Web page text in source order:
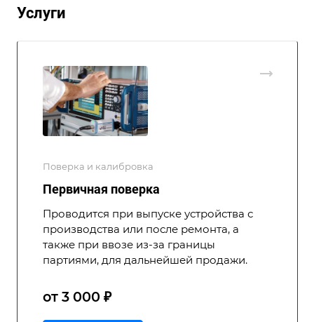
Услуги
Поверка и калибровка
Первичная поверка
Проводится при выпуске устройства с
производства или после ремонта, а
также при ввозе из-за границы
партиями, для дальнейшей продажи.
от 3 000 ₽